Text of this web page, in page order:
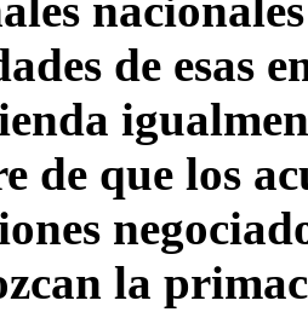
de esas
de que los
la